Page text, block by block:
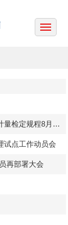
量检定规程8月实
试点工作动员会
再部署大会